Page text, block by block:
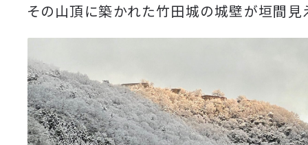
その山頂に築かれた竹田城の城壁が垣間見